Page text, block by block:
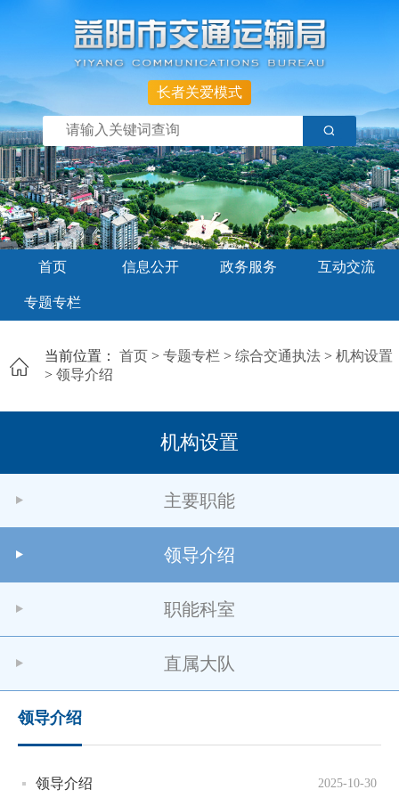
长者关爱模式
首页 信息公开 政务服务 互动交流
专题专栏
当前位置： 首页 > 专题专栏 > 综合交通执法 > 机构设置
> 领导介绍
机构设置
主要职能
领导介绍
职能科室
直属大队
领导介绍
领导介绍 2025-10-30